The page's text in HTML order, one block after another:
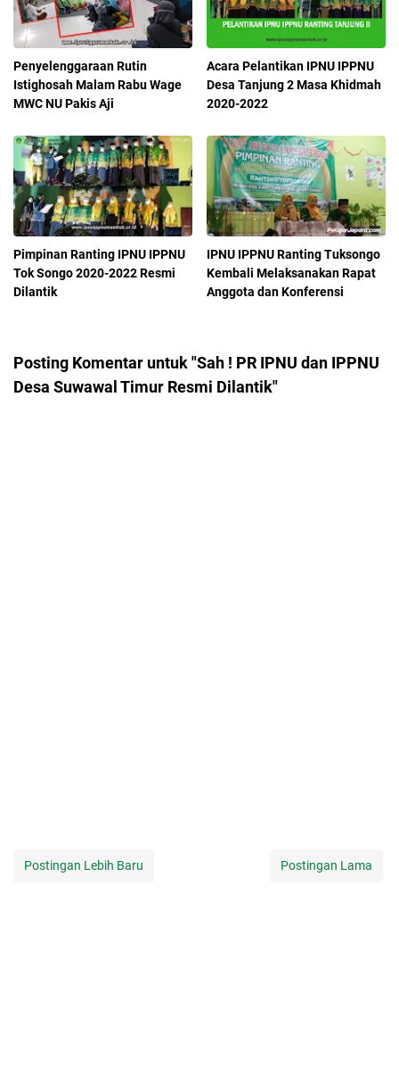
Penyelenggaraan Rutin
Istighosah Malam Rabu Wage
MWC NU Pakis Aji
Acara Pelantikan IPNU IPPNU
Desa Tanjung 2 Masa Khidmah
2020-2022
Pimpinan Ranting IPNU IPPNU
Tok Songo 2020-2022 Resmi
Dilantik
IPNU IPPNU Ranting Tuksongo
Kembali Melaksanakan Rapat
Anggota dan Konferensi
Posting Komentar untuk "Sah ! PR IPNU dan IPPNU
Desa Suwawal Timur Resmi Dilantik"
Postingan Lebih Baru Postingan Lama